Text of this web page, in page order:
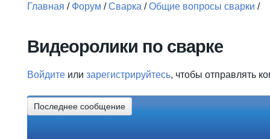
Главная / Форум /Сварка /Общие вопросы сварки /
Видеоролики по сварке
Войдите или зарегистрируйтесь, чтобы отправлять
Последнее сообщение